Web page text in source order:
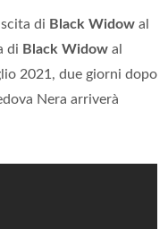
di Black Widow al
di Black Widow al
2021, due giorni dopo
Nera arriverà